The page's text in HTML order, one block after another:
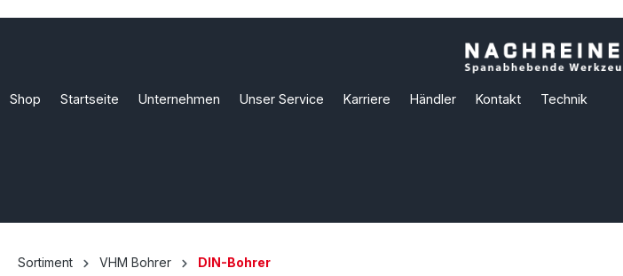
Shop Startseite Unternehmen Unser Service Karriere Händler Kontakt Technik
Sortiment VHM Bohrer DIN-Bohrer